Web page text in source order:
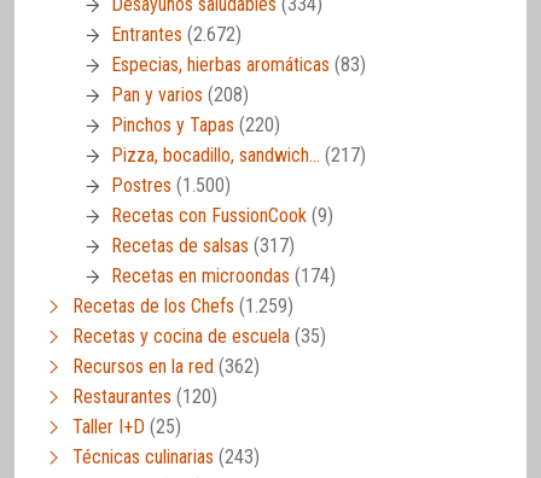
Entrantes (2.672)
Especias, hierbas aromáticas (83)
Pan y varios (208)
Pinchos y Tapas (220)
Pizza, bocadillo, sandwich… (217)
Postres (1.500)
Recetas con FussionCook (9)
Recetas de salsas (317)
Recetas en microondas (174)
Recetas de los Chefs (1.259)
Recetas y cocina de escuela (35)
Recursos en la red (362)
Restaurantes (120)
Taller I+D (25)
Técnicas culinarias (243)